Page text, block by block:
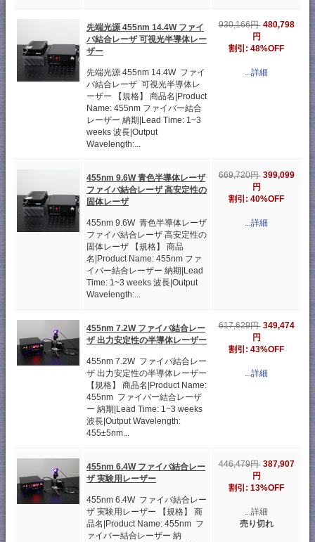
先端光源 455nm 14.4W ファイ
バ結合レーザ 可視光半導体レー
ザー
先端光源 455nm 14.4W ファイ
バ結合レーザ 可視光半導体レ
ーザー 【規格】 商品名|Product
Name: 455nm ファイバー結合
レーザー 納期|Lead Time: 1~3
weeks 波長|Output
Wavelength:...
930,166円 480,798
円
割引: 48%OFF
...詳細
455nm 9.6W 青色半導体レーザ
ファイバ結合レーザ 高安定性の
固体レーザ
455nm 9.6W 青色半導体レーザ
ファイバ結合レーザ 高安定性の
固体レーザ 【規格】 商品
名|Product Name: 455nm ファ
イバー結合レーザー 納期|Lead
Time: 1~3 weeks 波長|Output
Wavelength:...
669,720円 399,099
円
割引: 40%OFF
...詳細
455nm 7.2W ファイバ結合レー
ザ 出力安定性の半導体レーザー
455nm 7.2W ファイバ結合レー
ザ 出力安定性の半導体レーザー
【規格】 商品名|Product Name:
455nm ファイバー結合レーザ
ー 納期|Lead Time: 1~3 weeks
波長|Output Wavelength:
455±5nm...
617,629円 349,474
円
割引: 43%OFF
...詳細
455nm 6.4W ファイバ結合レー
ザ 実験用レーザー
455nm 6.4W ファイバ結合レー
ザ 実験用レーザー 【規格】 商
品名|Product Name: 455nm フ
ァイバー結合レーザー 納
446,479円 387,907
円
割引: 13%OFF
...詳細
売り切れ